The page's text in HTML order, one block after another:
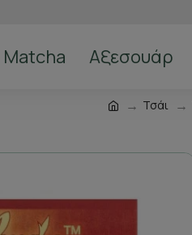
Matcha Αξεσουάρ
Τσάι